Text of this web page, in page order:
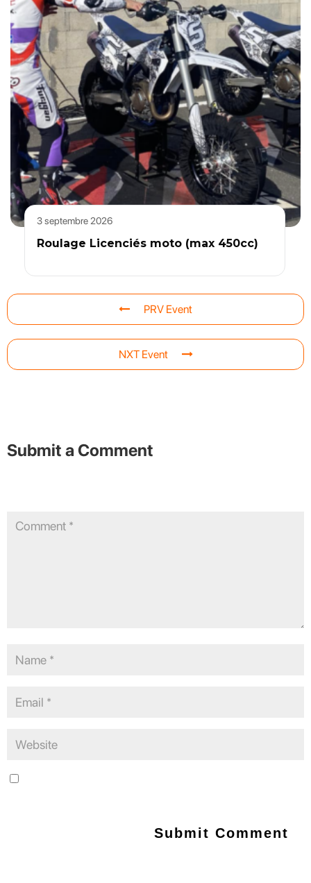
3 septembre 2026
Roulage Licenciés moto (max 450cc)
PRV Event
NXT Event
Submit a Comment